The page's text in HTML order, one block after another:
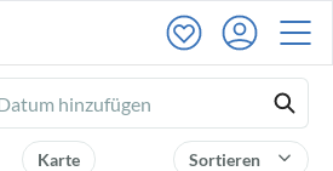
Sortieren
Karte